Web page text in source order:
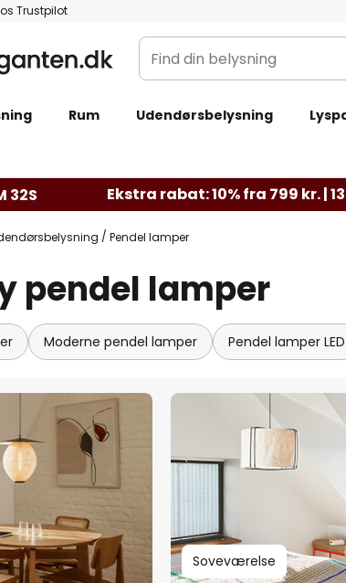
Trustpilot
Find
din
Rum Udendørsbelysning
30S Ekstra rabat: 10% fra 799 kr. |
Pendel lamper
pendel lamper
Moderne pendel lamper Pendel lamper LED
Soveværelse